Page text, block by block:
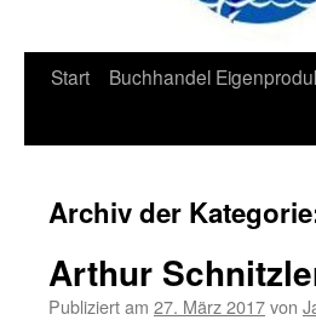
Zum
Start Buchhandel
Archiv der
Arthur
Publiziert am 27. März 2017von